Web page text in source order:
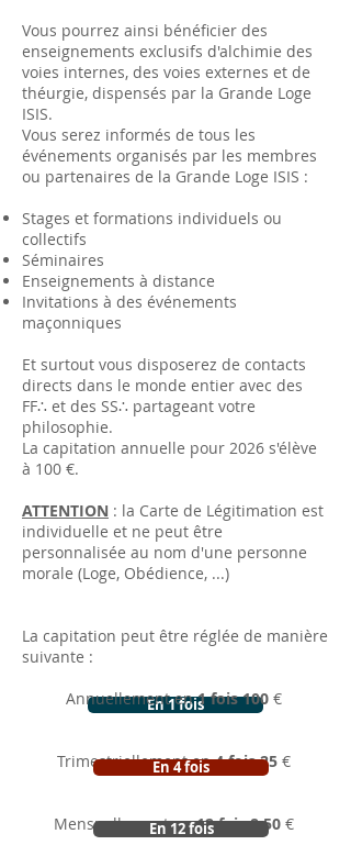
En 1 fois
Vous pourrez ainsi bénéficier des
enseignements exclusifs d'alchimie des
voies internes, des voies externes et de
théurgie, dispensés par la Grande Loge
ISIS.
Vous serez informés de tous les
événements organisés par les membres
ou partenaires de la Grande Loge ISIS :
Stages et formations individuels ou
collectifs
Séminaires
Enseignements à distance
Invitations à des événements
maçonniques
Et surtout vous disposerez de contacts
directs dans le monde entier avec des
FF∴ et des SS∴ partageant votre
philosophie.
La capitation annuelle pour 2026 s'élève
à 100 €.
ATTENTION : la Carte de Légitimation est
individuelle et ne peut être
personnalisée au nom d'une personne
morale (Loge, Obédience, ...)
La capitation peut être réglée de manière
suivante :
Annuellement en1 fois 100 €
Trimestriellement en4 fois 25 €
Mensuellement en12 fois 8,50 €
En 4 fois
En 12 fois